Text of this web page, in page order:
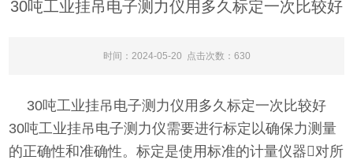
30吨工业挂吊电子测力仪用多久标定一次比较好
时间：2024-05-20 点击次数：630
30吨工业挂吊电子测力仪用多久标定一次比较好
30吨工业挂吊电子测力仪需要进行标定以确保力测量
的正确性和准确性。标定是使用标准的计量仪器对所